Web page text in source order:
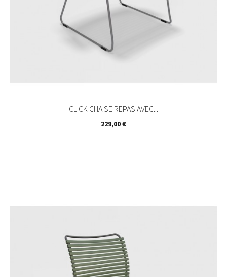
CLICK CHAISE REPAS AVEC...
Prix
229,00 €